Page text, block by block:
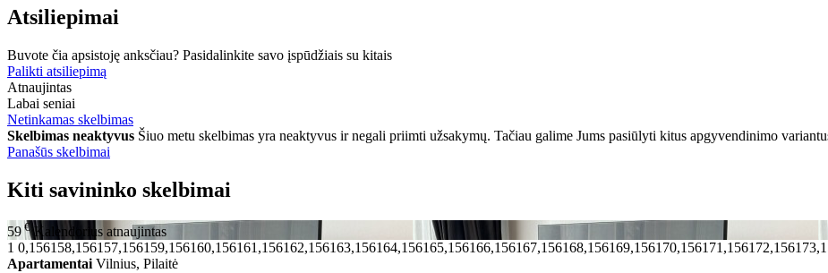
Atsiliepimai
Buvote čia apsistoję anksčiau? Pasidalinkite savo įspūdžiais su kitais
Palikti atsiliepimą
Atnaujintas
Labai seniai
Netinkamas skelbimas
Skelbimas neaktyvus Šiuo metu skelbimas yra neaktyvus ir negali priimti užsakymų. Tačiau galime Jums pasiūlyti kitus apgyvendinimo
Panašūs skelbimai
Kiti savininko skelbimai
59 € Kalendorius atnaujintas
1
ApartamentaiVilnius, Pilaitė